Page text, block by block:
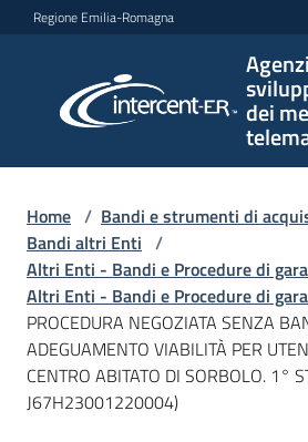
Vai al contenuto
Vai alla navigazione
Vai al footer
Regione Emilia-Romagna
dei
per lo
sviluppo
telematici
L'Agenzia
Bandi
Home / Bandi e strumenti di
Bandi altri Enti /
Altri Enti - Bandi e Procedure di gara
Altri Enti - Bandi e Procedure di gara
PROCEDURA NEGOZIATA SENZA
ADEGUAMENTO VIABILITÀ PER
CENTRO ABITATO DI SORBOLO. 1°
J67H23001220004)